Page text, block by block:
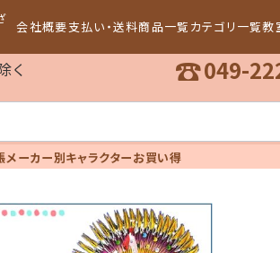
会社概要支払い・送料商品一覧 カテゴリ一覧教
く ☎049-
メーカー別キャラクターお買い得